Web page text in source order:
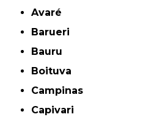
Avaré
Barueri
Bauru
Boituva
Campinas
Capivari